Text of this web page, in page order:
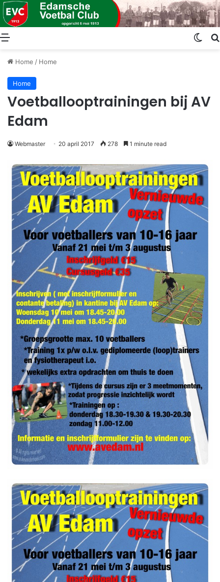
Menu
Home / Home
Home
Voetballooptrainingen bij AV
Edam
Webmaster 20 april 2017 278 1 minute read